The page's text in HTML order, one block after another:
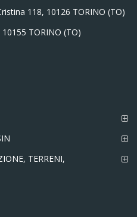
118, 10126 TORINO (TO)
TORINO (TO)
TERRENI,